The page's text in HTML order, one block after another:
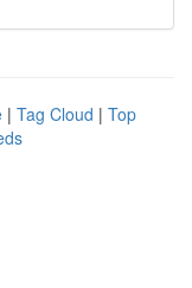
| Tag Cloud | Top